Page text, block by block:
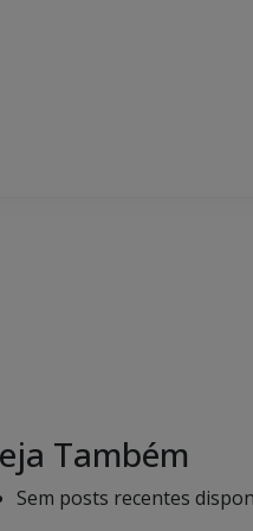
Também
Sem posts recentes